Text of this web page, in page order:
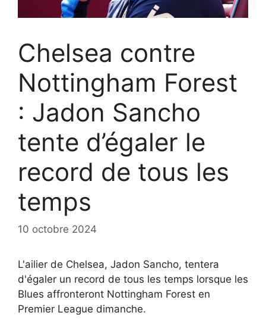
Chelsea contre
Nottingham Forest
: Jadon Sancho
tente d’égaler le
record de tous les
temps
10 octobre 2024
L'ailier de Chelsea, Jadon Sancho, tentera
d'égaler un record de tous les temps lorsque les
Blues affronteront Nottingham Forest en
Premier League dimanche.